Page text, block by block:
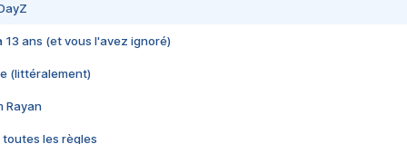
13 ans (et vous l'avez ignoré)
(littéralement)
Rayan
toutes les règles